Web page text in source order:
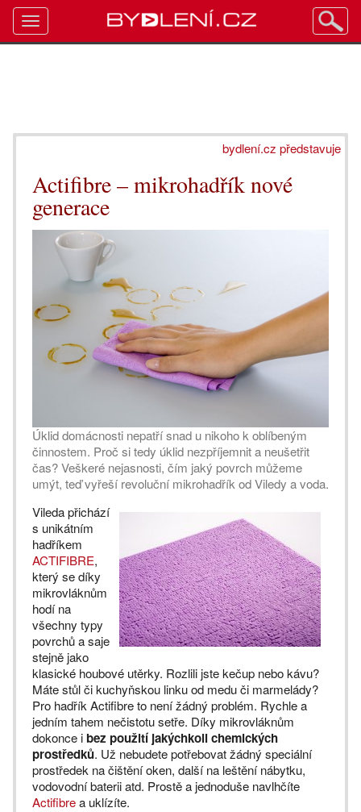
bydlení.cz představuje
Actifibre – mikrohadřík nové
generace
Úklid domácnosti nepatří snad u nikoho k oblíbeným
činnostem. Proč si tedy úklid nezpříjemnit a neušetřit
čas? Veškeré nejasnosti, čím jaký povrch můžeme
umýt, teď vyřeší revoluční mikrohadřík od Viledy a voda.
Vileda přichází
s unikátním
hadříkem
ACTIFIBRE,
který se díky
mikrovláknům
hodí na
všechny typy
povrchů a saje
stejně jako
klasické houbové utěrky. Rozlili jste kečup nebo kávu?
Máte stůl či kuchyňskou linku od medu či marmelády?
Pro hadřík Actifibre to není žádný problém. Rychle a
jedním tahem nečistotu setře. Díky mikrovláknům
dokonce ibez použití jakýchkoli chemických
prostředků. Už nebudete potřebovat žádný speciální
prostředek na čištění oken, další na leštění nábytku,
vodovodní baterii atd. Prostě a jednoduše navlhčíte
Actifibrea uklízíte.
Toggle
navigation